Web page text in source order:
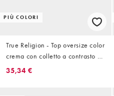
PIÙ COLORI
True Religion - Top oversize color
crema con colletto a contrasto e
motivo sportivo
35,34 €